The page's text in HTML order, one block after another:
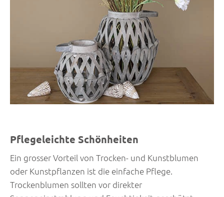
Pflegeleichte Schönheiten
Ein grosser Vorteil von Trocken- und Kunstblumen
oder Kunstpflanzen ist die einfache Pflege.
Trockenblumen sollten vor direkter